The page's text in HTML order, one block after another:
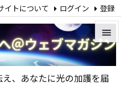
、あなたに光の加護を届


メニ

イトについて ログイン 登録